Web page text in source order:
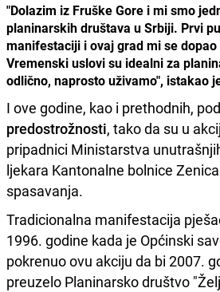
"Dolazim iz Fruške Gore i mi smo
planinarskih društava u Srbiji. Prvi
manifestaciji i ovaj grad mi se
Vremenski uslovi su idealni za
odlično, naprosto uživamo", istakao
I ove godine, kao i prethodnih,
predostrožnosti, tako da su u
pripadnici Ministarstva
ljekara Kantonalne bolnice
spasavanja.
Tradicionalna manifestacija
1996. godine kada je Općinski
pokrenuo ovu akciju da bi 2007.
preuzelo Planinarsko društvo